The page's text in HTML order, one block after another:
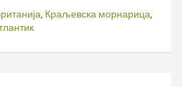
, Краљевска морнарица,